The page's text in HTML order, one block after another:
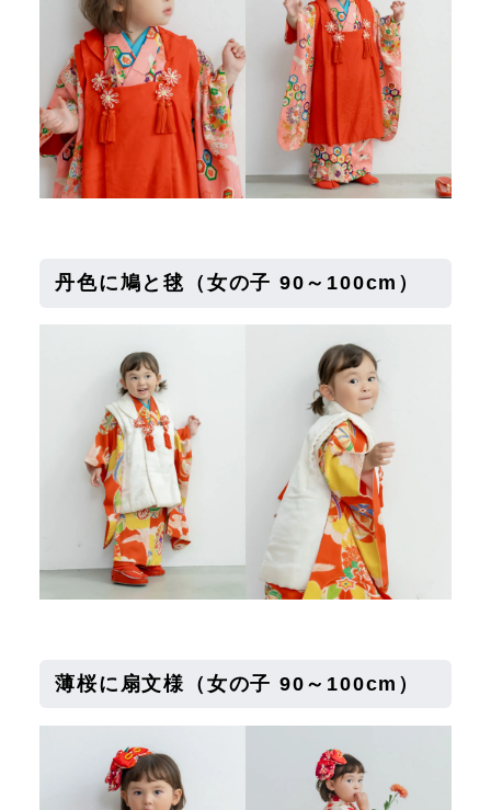
丹色に鳩と毬 （女の子 90～100cm）
薄桜に扇文様 （女の子 90～100cm）